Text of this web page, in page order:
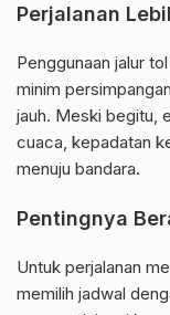
Perjalanan
Penggunaan jalur
minim
jauh. Meski begitu,
cuaca, kepadatan
menuju bandara.
Pentingnya
Untuk perjalanan
memilih jadwal